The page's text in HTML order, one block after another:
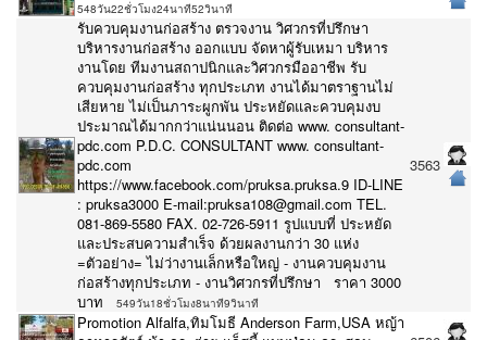
548วัน22ชั่วโมง24นาที52วินาที
รับควบคุมงานก่อสร้าง ตรวจงาน วิศวกรที่ปรึกษา
บริหารงานก่อสร้าง ออกแบบ จัดหาผู้รับเหมา บริหาร
งานโดย ทีมงานสถาปนิกและวิศวกรมืออาชีพ รับ
ควบคุมงานก่อสร้าง ทุกประเภท งานได้มาตราฐานไม่
เสียหาย ไม่เป็นภาระผูกพัน ประหยัดและควบคุมงบ
ประมาณได้มากกว่าแน่นนอน ติดต่อ www. consultant-
pdc.com P.D.C. CONSULTANT www. consultant-
pdc.com
https://www.facebook.com/pruksa.pruksa.9 ID-LINE
: pruksa3000 E-mail:pruksa108@gmail.com TEL.
081-869-5580 FAX. 02-726-5911 รูปแบบที่ ประหยัด
และประสบความสำเร็จ ด้วยผลงานกว่า 30 แห่ง
=ตัวอย่าง= ไม่ว่างานเล็กหรือใหญ่ - งานควบคุมงาน
ก่อสร้างทุกประเภท - งานวิศวกรที่ปรึกษา ราคา 3000
บาท
549วัน18ชั่วโมง8นาที9วินาที
3563
Promotion Alfalfa,ทิมโมธี Anderson Farm,USA หญ้า